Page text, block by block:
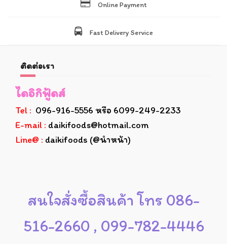
Online Payment
Fast Delivery Service
ติดต่อเรา
ไดอิกิฟู้ดส์
Tel : 096-916-5556 หรือ 6099-249-2233
E-mail : daikifoods@hotmail.com
Line@ : daikifoods (@นำหน้า)
สนใจสั่งซื้อสินค้า โทร 086-
516-2660 , 099-782-4446